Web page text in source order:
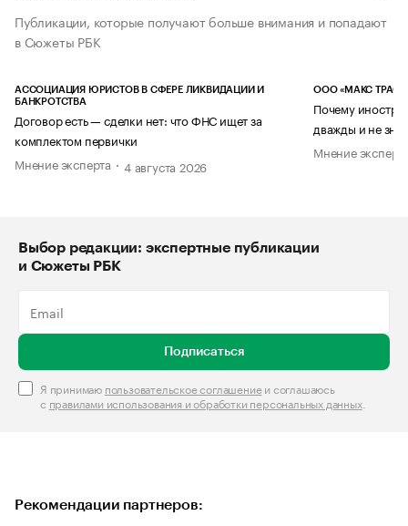
Публикации, которые получают больше внимания и попадают
в Сюжеты РБК
АССОЦИАЦИЯ ЮРИСТОВ В СФЕРЕ ЛИКВИДАЦИИ И
БАНКРОТСТВА
Договор есть — сделки нет: что ФНС ищет за
комплектом первички
Мнение эксперта
4 августа 2026
ООО «МАКС ТРАСТ»
Почему
дважды и не
Мнение
Выбор редакции: экспертные публикации
и Сюжеты РБК
Подписаться
Я принимаю пользовательское соглашениеи соглашаюсь
с правилами использования и обработки персональных данных.
Рекомендации партнеров: